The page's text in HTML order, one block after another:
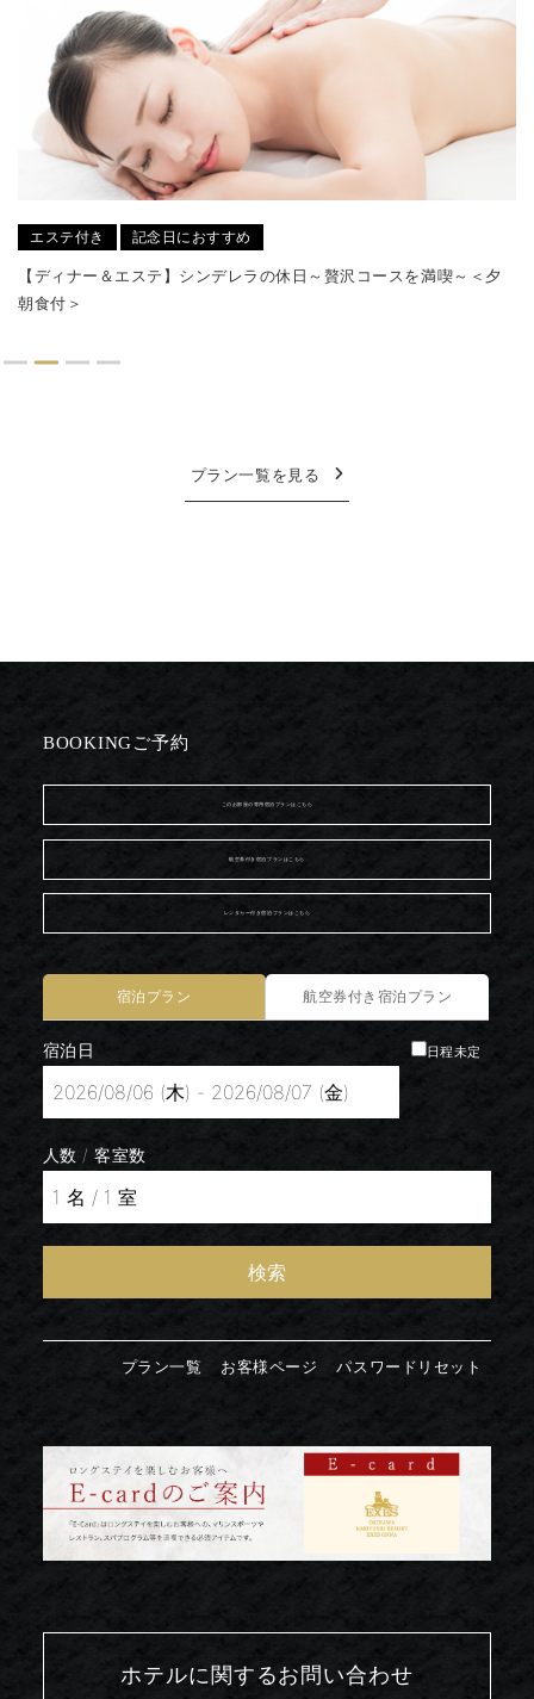
朝食付
【早割60】59平米以上の全室オーシャンビュー、ホスピタリティを
極めた｢癒しの空間｣＜朝食付＞
プラン一覧を見る
BOOKINGご予約
このお部屋の専用宿泊プランはこちら
航空券付き宿泊プランはこちら
レンタカー付き宿泊プランはこちら
宿泊プラン 航空券付き宿泊プラン
宿泊日 日程未定
人数 / 客室数
検索
プラン一覧 お客様ページ パスワードリセット
ホテルに関するお問い合わせ